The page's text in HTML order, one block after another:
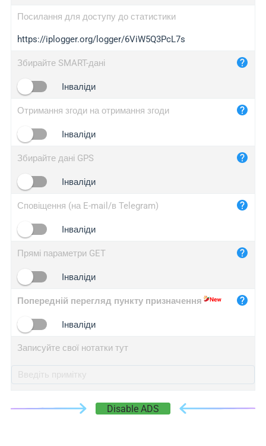
iplogger.com
maper.info
2no.co
yip.su
iplogger.info
Посилання для доступу до статистики
https://iplogger.org/logger/6ViW5Q3PcL7s
Збирайте SMART-дані
Інваліди
Отримання згоди на отримання згоди
Інваліди
Збирайте дані GPS
Інваліди
Сповіщення (на E-mail/в Telegram)
Інваліди
Прямі параметри GET
Інваліди
Попередній перегляд пункту призначення
Інваліди
Записуйте свої нотатки тут
Disable ADS